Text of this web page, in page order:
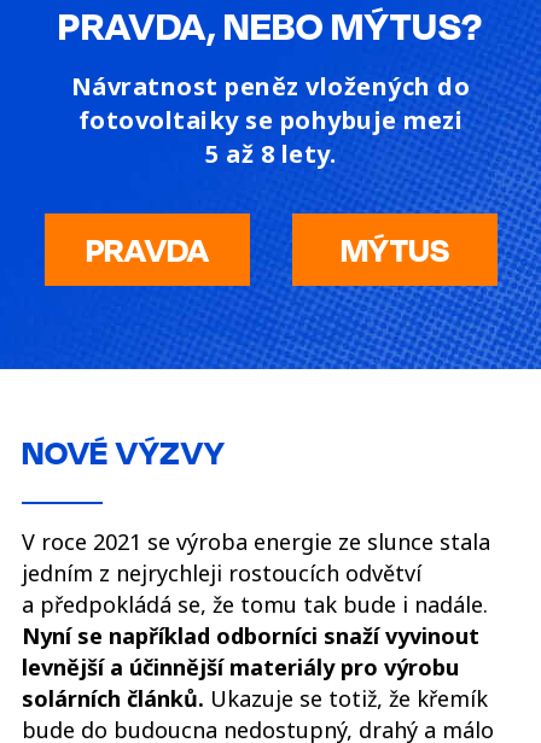
PRAVDA, NEBO MÝTUS?
Návratnost peněz vložených do
fotovoltaiky se pohybuje mezi
5 až 8 lety.
PRAVDA MÝTUS
NOVÉ VÝZVY
V roce 2021 se výroba energie ze slunce stala
jedním z nejrychleji rostoucích odvětví
a předpokládá se, že tomu tak bude i nadále.
Nyní se například odborníci snaží vyvinout
levnější a účinnější materiály pro výrobu
solárních článků. Ukazuje se totiž, že křemík
bude do budoucna nedostupný, drahý a málo